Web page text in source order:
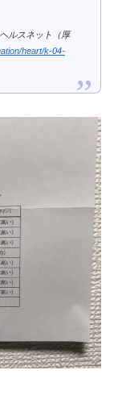
ルスネット（厚
heart/k-04-